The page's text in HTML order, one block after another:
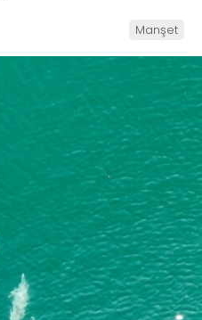
Manşet